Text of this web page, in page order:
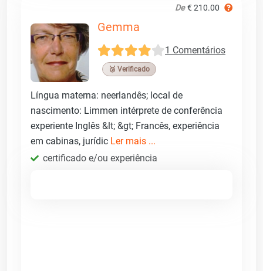
De € 210.00
Gemma
1 Comentários
🥉 Verificado
Língua materna: neerlandês; local de
nascimento: Limmen intérprete de conferência
experiente Inglês &lt; &gt; Francês, experiência
em cabinas, jurídic Ler mais ...
certificado e/ou experiência